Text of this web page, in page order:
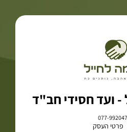
- ועד חסידי חב"ד
077-
פרטי העסק